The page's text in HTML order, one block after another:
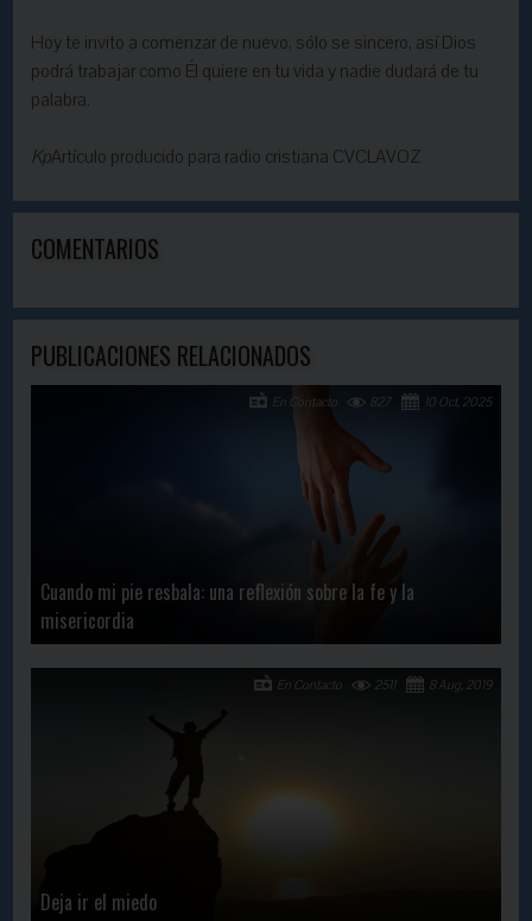
Hoy te invito a comenzar de nuevo, sólo se sincero, así Dios
podrá trabajar como Él quiere en tu vida y nadie dudará de tu
palabra.
KpArtículo producido para radio cristiana CVCLAVOZ
COMENTARIOS
PUBLICACIONES RELACIONADOS
Cuando mi pie resbala: una reflexión sobre la fe y la
misericordia
10 Oct, 2025
827
En Contacto
Deja ir el miedo
8 Aug, 2019
2511
En Contacto